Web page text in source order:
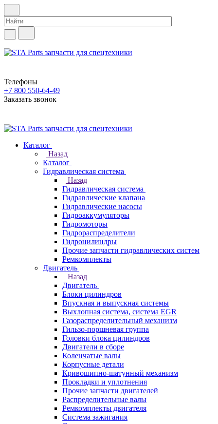
Телефоны
+7 800 550-64-49
Заказать звонок
Каталог
Назад
Каталог
Гидравлическая система
Назад
Гидравлическая система
Гидравлические клапана
Гидравлические насосы
Гидроаккумуляторы
Гидромоторы
Гидрораспределители
Гидроцилиндры
Прочие запчасти гидравлических систем
Ремкомплекты
Двигатель
Назад
Двигатель
Блоки цилиндров
Впускная и выпускная системы
Выхлопная система, система EGR
Газораспределительный механизм
Гильзо-поршневая группа
Головки блока цилиндров
Двигатели в сборе
Коленчатые валы
Корпусные детали
Кривошипно-шатунный механизм
Прокладки и уплотнения
Прочие запчасти двигателей
Распределительные валы
Ремкомплекты двигателя
Система зажигания